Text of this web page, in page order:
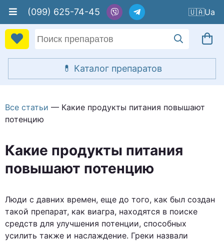
(099) 625-74-45 🇺🇦
Все статьи — Какие продукты питания повышают
потенцию
Какие продукты питания
повышают потенцию
Люди с давних времен, еще до того, как был создан
такой препарат, как виагра, находятся в поиске
средств для улучшения потенции, способных
усилить также и наслаждение. Греки назвали